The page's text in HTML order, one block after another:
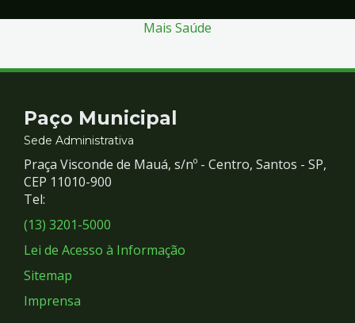
Mais Saúde
Contato
e
Redes
Sociais
Paço Municipal
Sede Administrativa
Praça Visconde de Mauá, s/nº - Centro, Santos - SP,
CEP 11010-900
Tel:
(13) 3201-5000
Lei de Acesso à Informação
Sitemap
Imprensa